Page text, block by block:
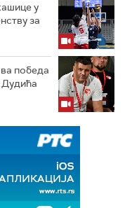
у
за
победа